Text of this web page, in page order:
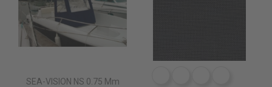
SEA-VISION NS 0.75 Mm